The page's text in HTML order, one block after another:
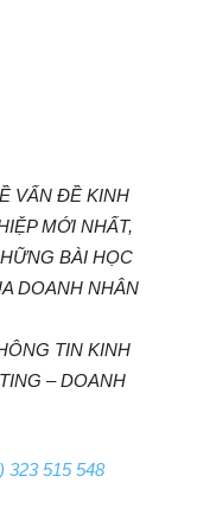
VẤN ĐỀ KINH
MỚI NHẤT,
BÀI HỌC
DOANH NHÂN
TIN KINH
– DOANH
323 515 548